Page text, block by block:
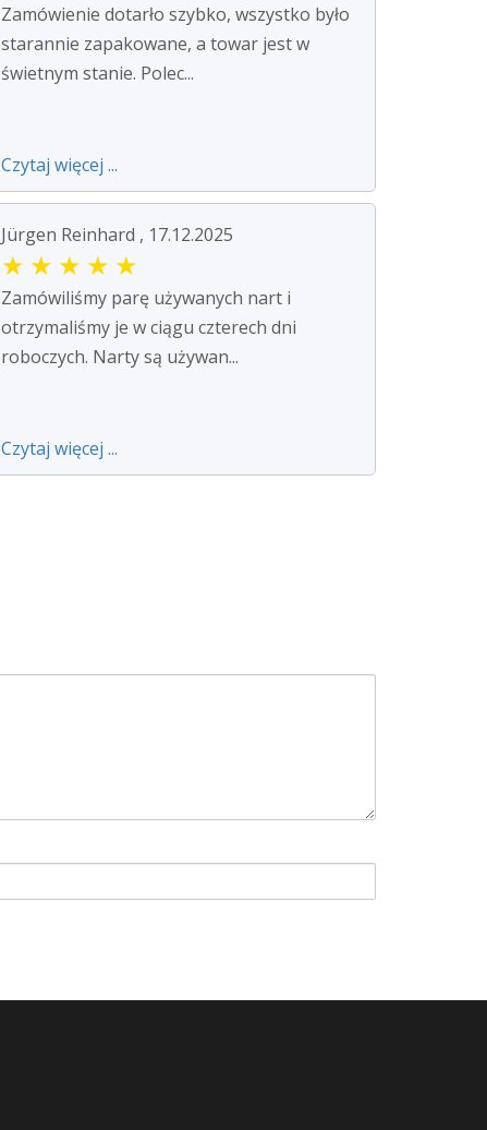
Zamówienie dotarło szybko, wszystko było
starannie zapakowane, a towar jest w
świetnym stanie. Polec...
Czytaj więcej ...
Jürgen Reinhard , 17.12.2025
★ ★ ★ ★ ★
Zamówiliśmy parę używanych nart i
otrzymaliśmy je w ciągu czterech dni
roboczych. Narty są używan...
Czytaj więcej ...